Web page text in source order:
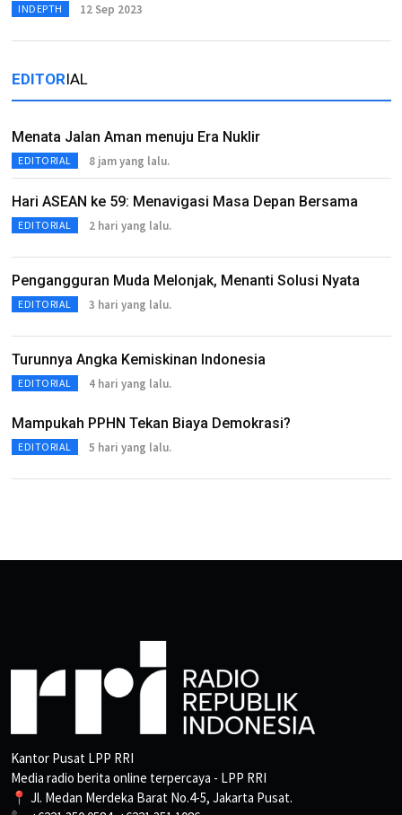
INDEPTH 12 Sep 2023
EDITORIAL
Menata Jalan Aman menuju Era Nuklir
EDITORIAL 8 jam yang lalu.
Hari ASEAN ke 59: Menavigasi Masa Depan Bersama
EDITORIAL 2 hari yang lalu.
Pengangguran Muda Melonjak, Menanti Solusi Nyata
EDITORIAL 3 hari yang lalu.
Turunnya Angka Kemiskinan Indonesia
EDITORIAL 4 hari yang lalu.
Mampukah PPHN Tekan Biaya Demokrasi?
EDITORIAL 5 hari yang lalu.
Kantor Pusat LPP RRI
Media radio berita online terpercaya - LPP RRI
📍 Jl. Medan Merdeka Barat No.4-5, Jakarta Pusat.